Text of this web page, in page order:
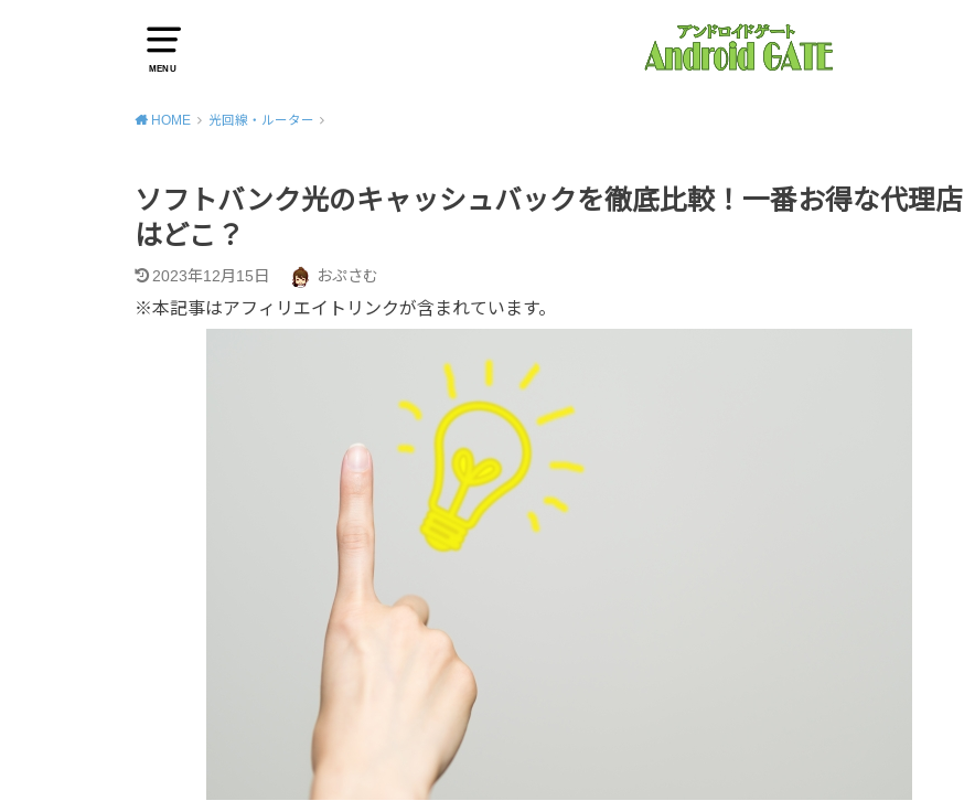
MENU
HOME 光回線・ルーター
ソフトバンク光のキャッシュバックを徹底比較！一番お得な代理店
はどこ？
2023年12月15日 おぷさむ
※本記事はアフィリエイトリンクが含まれています。